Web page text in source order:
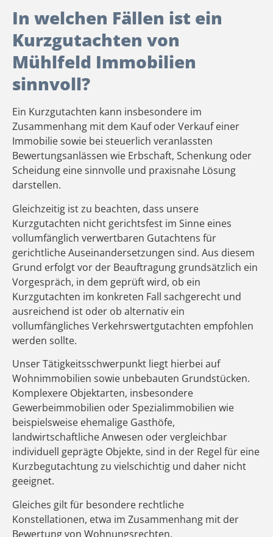
In welchen Fällen ist ein
Kurzgutachten von
Mühlfeld Immobilien
sinnvoll?
Ein Kurzgutachten kann insbesondere im
Zusammenhang mit dem Kauf oder Verkauf einer
Immobilie sowie bei steuerlich veranlassten
Bewertungsanlässen wie Erbschaft, Schenkung oder
Scheidung eine sinnvolle und praxisnahe Lösung
darstellen.
Gleichzeitig ist zu beachten, dass unsere
Kurzgutachten nicht gerichtsfest im Sinne eines
vollumfänglich verwertbaren Gutachtens für
gerichtliche Auseinandersetzungen sind. Aus diesem
Grund erfolgt vor der Beauftragung grundsätzlich ein
Vorgespräch, in dem geprüft wird, ob ein
Kurzgutachten im konkreten Fall sachgerecht und
ausreichend ist oder ob alternativ ein
vollumfängliches Verkehrswertgutachten empfohlen
werden sollte.
Unser Tätigkeitsschwerpunkt liegt hierbei auf
Wohnimmobilien sowie unbebauten Grundstücken.
Komplexere Objektarten, insbesondere
Gewerbeimmobilien oder Spezialimmobilien wie
beispielsweise ehemalige Gasthöfe,
landwirtschaftliche Anwesen oder vergleichbar
individuell geprägte Objekte, sind in der Regel für eine
Kurzbegutachtung zu vielschichtig und daher nicht
geeignet.
Gleiches gilt für besondere rechtliche
Konstellationen, etwa im Zusammenhang mit der
Bewertung von Wohnungsrechten,